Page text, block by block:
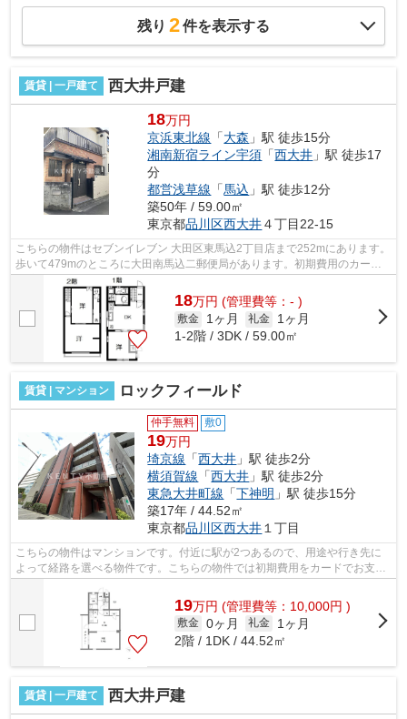
残り 2件を表示する
賃貸 | 一戸建て 西大井戸建
18万円
京浜東北線 「大森 」駅 徒歩15分
湘南新宿ライン宇須 「西大井 」駅 徒歩17
分
都営浅草線 「馬込 」駅 徒歩12分
築50年 / 59.00㎡
東京都品川区西大井４丁目22-15
こちらの物件はセブンイレブン 大田区東馬込2丁目店まで252mにあります。
歩いて479mのところに大田南馬込二郵便局があります。初期費用のカード
決済ができます。2駅利用できる場所にあ...
18万円 (管理費等：- )
敷金 1ヶ月 礼金
1ヶ月
1-2階 / 3DK / 59.00㎡
賃貸 | マンション ロックフィールド
仲手無料 敷0
19万円
埼京線 「西大井 」駅 徒歩2分
横須賀線 「西大井 」駅 徒歩2分
東急大井町線 「下神明 」駅 徒歩15分
築17年 / 44.52㎡
東京都品川区西大井１丁目
こちらの物件はマンションです。付近に駅が2つあるので、用途や行き先に
よって経路を選べる物件です。こちらの物件では初期費用をカードでお支払
19万円 (管理費等：10,000円 )
敷金 0ヶ月 礼金
1ヶ月
2階 / 1DK / 44.52㎡
賃貸 | 一戸建て 西大井戸建